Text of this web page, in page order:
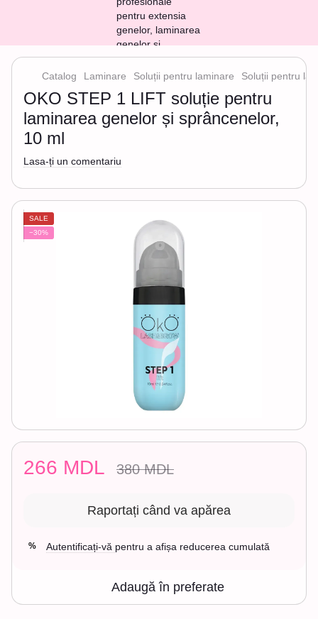
Catalog Laminare Soluții pentru laminare Soluții pentru
OKO STEP 1 LIFT soluție pentru
laminarea genelor și sprâncenelor,
10 ml
Lasa-ți un comentariu
SALE
−30%
266 MDL 380 MDL
Raportați când va apărea
% Autentificați-vă pentru a afișa reducerea cumulată
Adaugă în preferate